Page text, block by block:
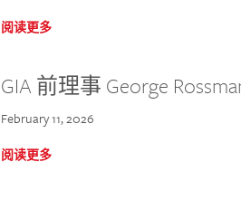
阅读更多
GIA 前理事 George
February 11, 2026
阅读更多